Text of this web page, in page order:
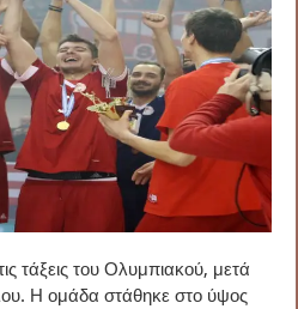
τάξεις του Ολυμπιακού, μετά
Η ομάδα στάθηκε στο ύψος